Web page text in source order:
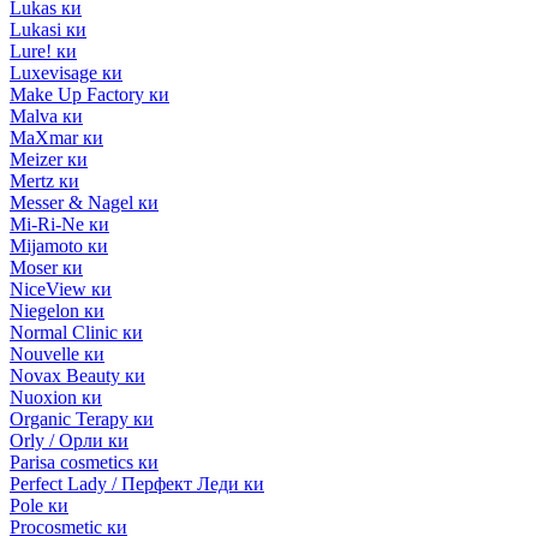
Lukas ки
Lukasi ки
Lure! ки
Luxevisage ки
Make Up Factory ки
Malva ки
MaXmar ки
Meizer ки
Mertz ки
Messer & Nagel ки
Mi-Ri-Ne ки
Mijamoto ки
Moser ки
NiceView ки
Niegelon ки
Normal Clinic ки
Nouvelle ки
Novax Beauty ки
Nuoxion ки
Organic Terapy ки
Orly / Орли ки
Parisa cosmetics ки
Perfect Lady / Перфект Леди ки
Pole ки
Procosmetic ки